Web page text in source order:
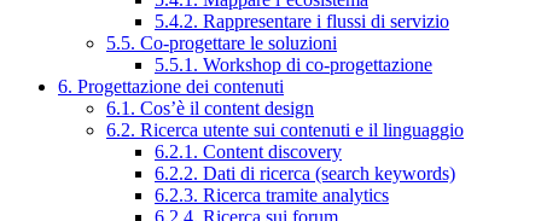
5.4.2. Rappresentare i flussi di servizio
5.5. Co-progettare le soluzioni
5.5.1. Workshop di co-progettazione
6. Progettazione dei contenuti
6.1. Cos’è il content design
6.2. Ricerca utente sui contenuti e il linguaggio
6.2.1. Content discovery
6.2.2. Dati di ricerca (search keywords)
6.2.3. Ricerca tramite analytics
6.2.4. Ricerca sui forum